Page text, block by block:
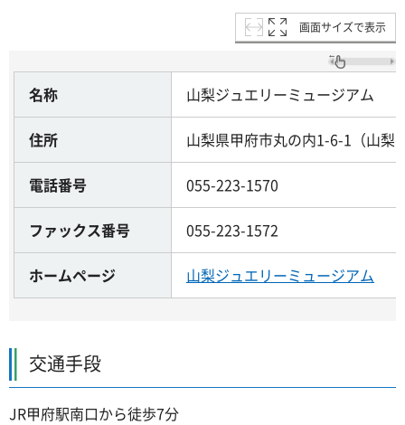
画面サイズで表示
名称 山梨ジュエリーミュージアム
住所 山梨県甲府市丸の内1-6-1（山梨
電話番号 055-223-1570
ファックス番号 055-223-1572
ホームページ 山梨ジュエリーミュージアム
交通手段
JR甲府駅南口から徒歩7分